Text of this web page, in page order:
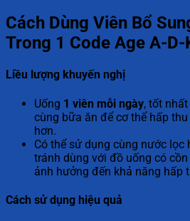
Cách Dùng Viên Bổ
Trong 1 Code Age A-
Liều lượng khuyến nghị
Uống 1 viên mỗi ngày, tốt
cùng bữa ăn để cơ thể hấp
hơn.
Có thể sử dụng cùng nước lọc
tránh dùng với đồ uống có
ảnh hưởng đến khả năng hấp
Cách sử dụng hiệu quả